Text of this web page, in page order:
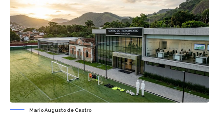
Mario Augusto de Castro